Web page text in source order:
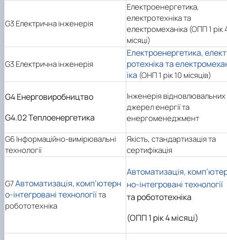
G3 Електрична інженерія
Електроенергетика,
електротехніка та
електромеханіка (ОПП 1 рік
місяці)
G3 Електрична інженерія
Електроенергетика, елект
ротехніка та
іка (ОНП 1 рік 10 місяців)
G4 Енерговиробництво
G4.02 Теплоенергетика
Інженерія відновлювальних
джерел енергії та
енергоменеджмент
G6 Інформаційно-вимірювальні
технології
Якість, стандартизація та
сертифікація
G7Автоматизація, комп’ютерн
о-інтегровані технологіїта
робототехніка
Автоматизація,
но-інтегровані технології
та робототехніка
(ОПП 1 рік 4 місяці)